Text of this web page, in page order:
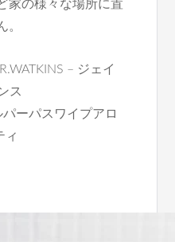
家の様々な場所に置
。
– ジェイ
ス
ーパスワイプアロ
ィ